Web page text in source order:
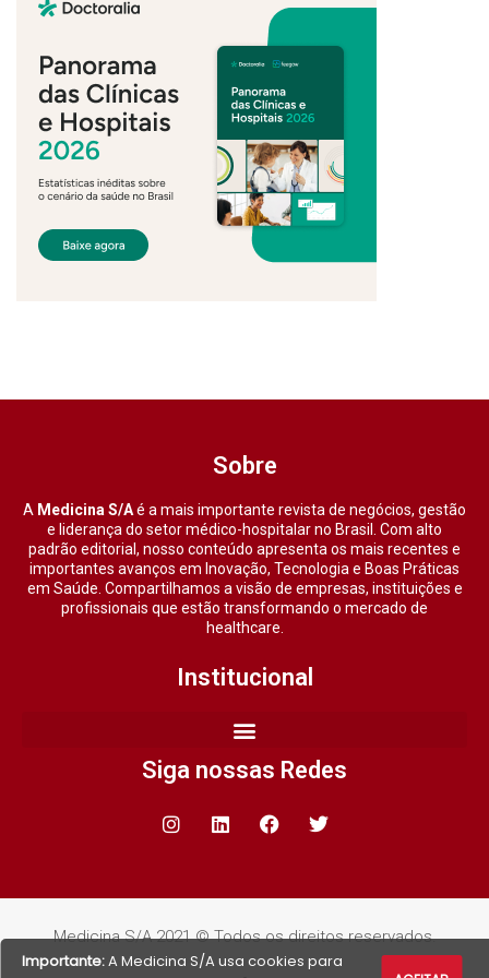
Sobre
A Medicina S/Aé a mais importante revista de negócios, gestão
e liderança do setor médico-hospitalar no Brasil. Com alto
padrão editorial, nosso conteúdo apresenta os mais recentes e
importantes avanços em Inovação, Tecnologia e Boas Práticas
em Saúde. Compartilhamos a visão de empresas, instituições e
profissionais que estão transformando o mercado de
healthcare.
Institucional
Siga nossas Redes
Medicina S/A 2021 © Todos os direitos reservados.
Importante:A Medicina S/A usa cookies para